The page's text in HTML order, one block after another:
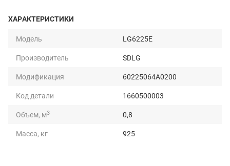
ХАРАКТЕРИСТИКИ
Модель
LG6225E
Производитель
SDLG
Модификация
60225064A0200
Код детали
1660500003
Объем, м3
0,8
Масса, кг
925